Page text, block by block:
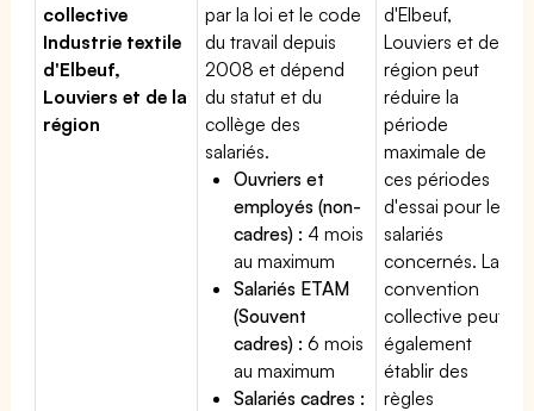
collective
Industrie textile
d'Elbeuf,
Louviers et de la
région
par la loi et le code
du travail depuis
2008 et dépend
du statut et du
collège des
salariés.
Ouvriers et
employés (non-
cadres) : 4 mois
au maximum
Salariés ETAM
(Souvent
cadres) : 6 mois
au maximum
Salariés cadres :
d'Elbeuf,
Louviers et de la
région peut
réduire la
période
maximale de
ces périodes
d'essai pour les
salariés
concernés. La
convention
collective peut
également
établir des
règles